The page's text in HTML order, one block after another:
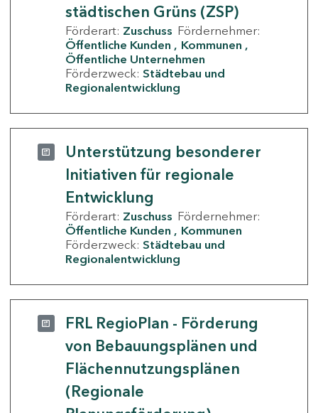
städtischen Grüns (ZSP)
Förderart: Zuschuss Fördernehmer:
Öffentliche Kunden
Kommunen
Öffentliche Unternehmen
Förderzweck: Städtebau und
Regionalentwicklung
Unterstützung besonderer
Initiativen für regionale
Entwicklung
Förderart: Zuschuss Fördernehmer:
Öffentliche Kunden
Kommunen
Förderzweck: Städtebau und
Regionalentwicklung
FRL RegioPlan - Förderung
von Bebauungsplänen und
Flächennutzungsplänen
(Regionale